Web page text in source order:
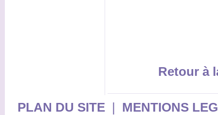
Retour à
PLAN DU SITE| MENTIONS